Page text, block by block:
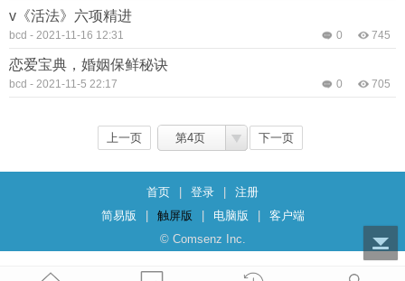
v《活法》六项精进
bcd - 2021-11-16 12:31 745
0
恋爱宝典，婚姻保鲜秘诀
bcd - 2021-11-5 22:17 705
0
上一页 第4页 下一页
首页 登录
注册
简易版
触屏版 电脑版
客户端
© Comsenz Inc.